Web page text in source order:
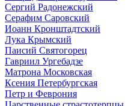
Сергий Радонежский
Серафим Саровский
Иоанн Кронштадтский
Лука Крымский
Паисий Святогорец
Гавриил Ургебадзе
Матрона Московская
Ксения Петербургская
Петр и Феврония